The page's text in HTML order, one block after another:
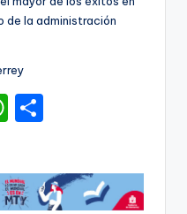
de la administración
W
a
ts
m
p